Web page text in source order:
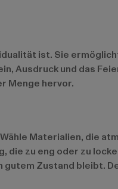
ist. Sie
Ausdruck und das
Menge hervor.
Materialien, die
zu eng oder zu
Zustand bleibt.